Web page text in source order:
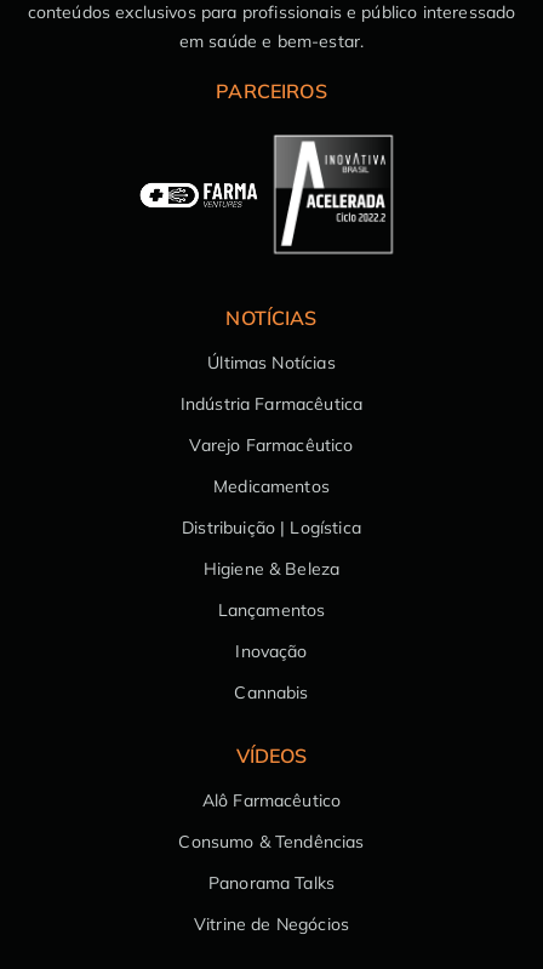
conteúdos exclusivos para profissionais e público interessado
em saúde e bem-estar.
PARCEIROS
NOTÍCIAS
Últimas Notícias
Indústria Farmacêutica
Varejo Farmacêutico
Medicamentos
Distribuição | Logística
Higiene & Beleza
Lançamentos
Inovação
Cannabis
VÍDEOS
Alô Farmacêutico
Consumo & Tendências
Panorama Talks
Vitrine de Negócios